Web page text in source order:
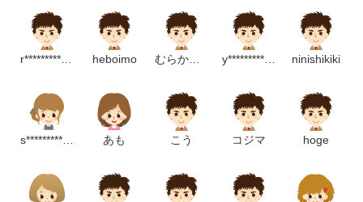
r***********************m heboimo むらかみゆう y*****************m ninishikiki
s***********************m あも こう コジマ hoge